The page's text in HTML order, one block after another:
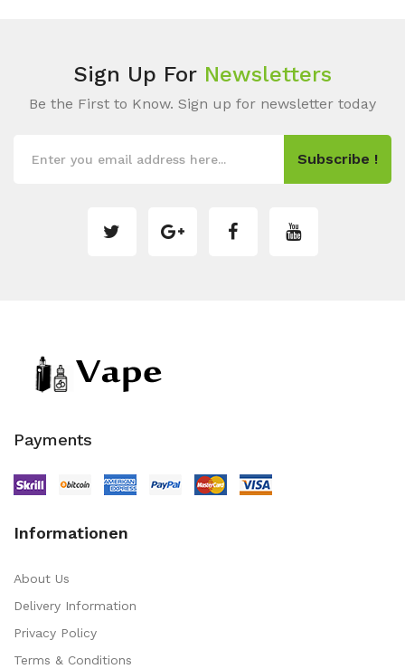
Sign Up For Newsletters
Be the First to Know. Sign up for newsletter today
Subscribe !
Payments
Informationen
About Us
Delivery Information
Privacy Policy
Terms & Conditions